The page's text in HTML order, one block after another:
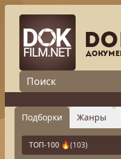
Подборки Жанры
ТОП-100 🔥(103)